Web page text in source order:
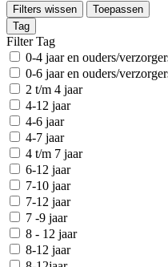
Filters wissen
Toepassen
Tag
Filter Tag
0-4 jaar en ouders/
0-6 jaar en ouders/
2 t/m 4 jaar
4-12 jaar
4-6 jaar
4-7 jaar
4 t/m 7 jaar
6-12 jaar
7-10 jaar
7-12 jaar
7 -9 jaar
8 - 12 jaar
8-12 jaar